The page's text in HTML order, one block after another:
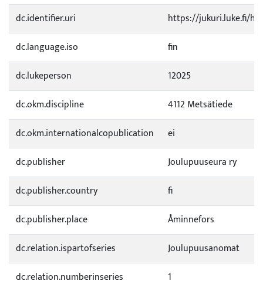
dc.identifier.uri
https://jukuri.luke.fi/
dc.language.iso
fin
dc.lukeperson
12025
dc.okm.discipline
4112 Metsätiede
dc.okm.internationalcopublication
ei
dc.publisher
Joulupuuseura ry
dc.publisher.country
fi
dc.publisher.place
Åminnefors
dc.relation.ispartofseries
Joulupuusanomat
dc.relation.numberinseries
1